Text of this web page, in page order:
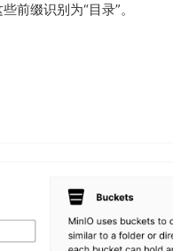
前缀识别为“目录”。